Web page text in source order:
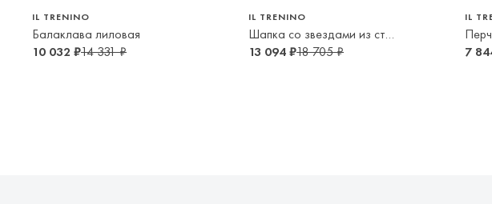
IL TRENINO
Балаклава лиловая
10 032 ₽14 331 ₽
IL TRENINO
Шапка со звездами из страз
13 094 ₽18 705 ₽
IL
7